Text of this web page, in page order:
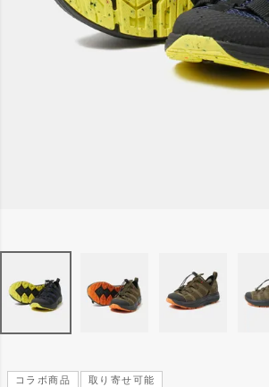
コラボ商品 取り寄せ可能